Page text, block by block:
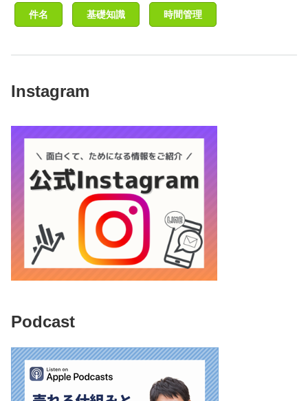
件名 基礎知識 時間管理
Instagram
Podcast